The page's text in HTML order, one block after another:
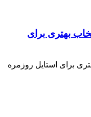
بهتری برای
برای استایل روزمره